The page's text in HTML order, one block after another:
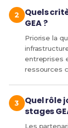
Quels
GEA ?
Priorise la
entreprises
ressources
Quel rôle
stages
Les